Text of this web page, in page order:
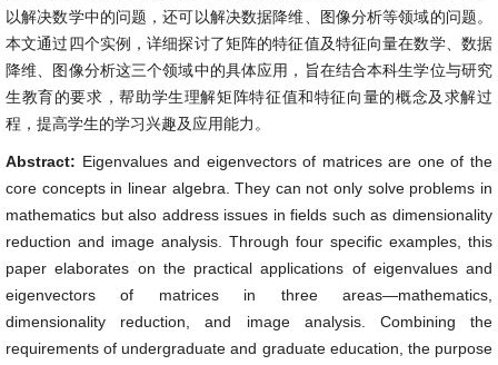
以解决数学中的问题，还可以解决数据降维、图像分析等领域的问题。
本文通过四个实例，详细探讨了矩阵的特征值及特征向量在数学、数据
降维、图像分析这三个领域中的具体应用，旨在结合本科生学位与研究
生教育的要求，帮助学生理解矩阵特征值和特征向量的概念及求解过
程，提高学生的学习兴趣及应用能力。
Abstract: Eigenvalues and eigenvectors of matrices are one of the
core concepts in linear algebra. They can not only solve problems in
mathematics but also address issues in fields such as dimensionality
reduction and image analysis. Through four specific examples, this
paper elaborates on the practical applications of eigenvalues and
eigenvectors of matrices in three areas—mathematics,
dimensionality reduction, and image analysis. Combining the
requirements of undergraduate and graduate education, the purpose